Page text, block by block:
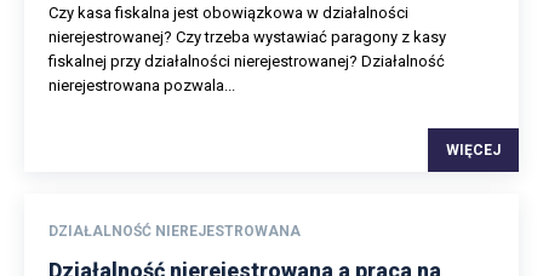
Czy kasa fiskalna jest obowiązkowa w działalności
nierejestrowanej? Czy trzeba wystawiać paragony z kasy
fiskalnej przy działalności nierejestrowanej? Działalność
nierejestrowana pozwala...
WIĘCEJ
DZIAŁALNOŚĆ NIEREJESTROWANA